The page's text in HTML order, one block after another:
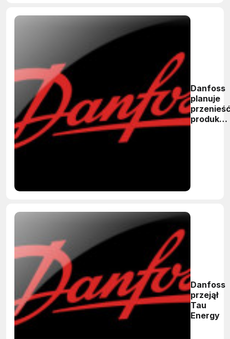
Danfoss
planuje
Danfoss
przejął
Tau
Energy